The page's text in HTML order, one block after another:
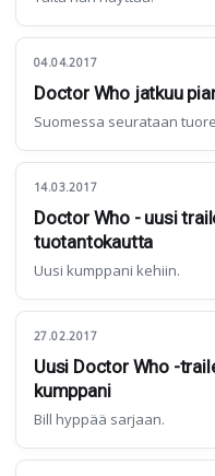
04.04.2017
Doctor Who jatkuu
Suomessa seurataan
14.03.2017
Doctor Who - uusi
tuotantokautta
Uusi kumppani kehiin.
27.02.2017
Uusi Doctor Who -
kumppani
Bill hyppää sarjaan.